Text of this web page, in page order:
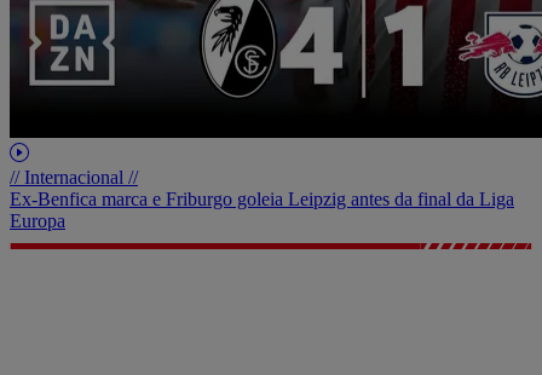
// Internacional //
Ex-Benfica marca e Friburgo goleia Leipzig antes da final da Liga
Europa